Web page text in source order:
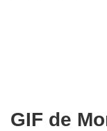
GIF de